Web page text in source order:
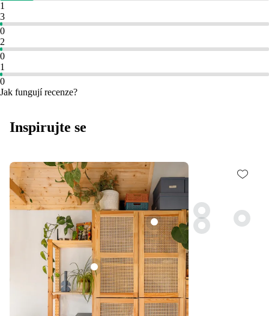
1
3
0
2
0
1
0
Jak fungují recenze?
Inspirujte se